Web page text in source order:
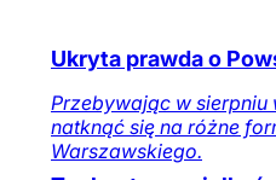
Ukryta prawda o
Przebywając w sierpniu
natknąć się na różne
Warszawskiego.